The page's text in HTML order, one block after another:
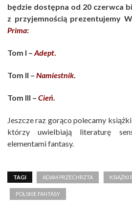
będzie dostępna od 20 czerwca
z przyjemnością prezentujemy
Prima:
Tom I – Adept.
Tom II – Namiestnik.
Tom III – Cień.
Jeszcze raz gorąco polecamy
którzy uwielbiają literaturę
elementami fantasy.
TAGI ADAM PRZECHRZTA KSIĄŻKI
POLSKIE FANTASY